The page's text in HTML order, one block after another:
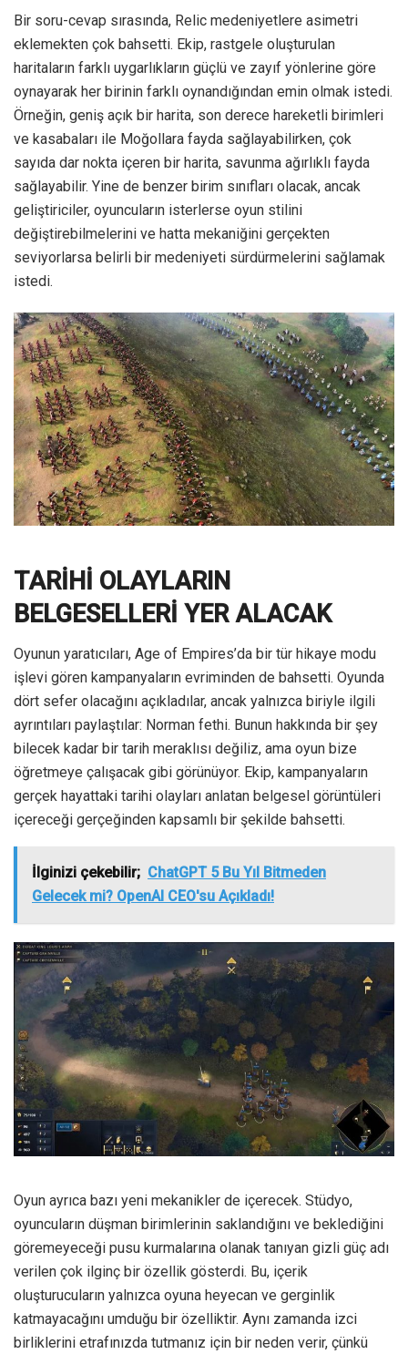
Bir soru-cevap sırasında, Relic medeniyetlere asimetri
eklemekten çok bahsetti. Ekip, rastgele oluşturulan
haritaların farklı uygarlıkların güçlü ve zayıf yönlerine göre
oynayarak her birinin farklı oynandığından emin olmak istedi.
Örneğin, geniş açık bir harita, son derece hareketli birimleri
ve kasabaları ile Moğollara fayda sağlayabilirken, çok
sayıda dar nokta içeren bir harita, savunma ağırlıklı fayda
sağlayabilir. Yine de benzer birim sınıfları olacak, ancak
geliştiriciler, oyuncuların isterlerse oyun stilini
değiştirebilmelerini ve hatta mekaniğini gerçekten
seviyorlarsa belirli bir medeniyeti sürdürmelerini sağlamak
istedi.
TARİHİ OLAYLARIN
BELGESELLERİ YER ALACAK
Oyunun yaratıcıları, Age of Empires’da bir tür hikaye modu
işlevi gören kampanyaların evriminden de bahsetti. Oyunda
dört sefer olacağını açıkladılar, ancak yalnızca biriyle ilgili
ayrıntıları paylaştılar: Norman fethi. Bunun hakkında bir şey
bilecek kadar bir tarih meraklısı değiliz, ama oyun bize
öğretmeye çalışacak gibi görünüyor. Ekip, kampanyaların
gerçek hayattaki tarihi olayları anlatan belgesel görüntüleri
içereceği gerçeğinden kapsamlı bir şekilde bahsetti.
İlginizi çekebilir; ChatGPT 5 Bu Yıl Bitmeden
Gelecek mi? OpenAI CEO'su Açıkladı!
Oyun ayrıca bazı yeni mekanikler de içerecek. Stüdyo,
oyuncuların düşman birimlerinin saklandığını ve beklediğini
göremeyeceği pusu kurmalarına olanak tanıyan gizli güç adı
verilen çok ilginç bir özellik gösterdi. Bu, içerik
oluşturucuların yalnızca oyuna heyecan ve gerginlik
katmayacağını umduğu bir özelliktir. Aynı zamanda izci
birliklerini etrafınızda tutmanız için bir neden verir, çünkü